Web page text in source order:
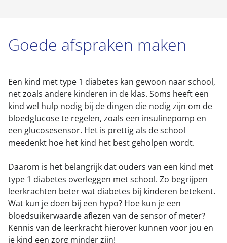
Goede afspraken maken
Een kind met type 1 diabetes kan gewoon naar school,
net zoals andere kinderen in de klas. Soms heeft een
kind wel hulp nodig bij de dingen die nodig zijn om de
bloedglucose te regelen, zoals een insulinepomp en
een glucosesensor. Het is prettig als de school
meedenkt hoe het kind het best geholpen wordt.
Daarom is het belangrijk dat ouders van een kind met
type 1 diabetes overleggen met school. Zo begrijpen
leerkrachten beter wat diabetes bij kinderen betekent.
Wat kun je doen bij een hypo? Hoe kun je een
bloedsuikerwaarde aflezen van de sensor of meter?
Kennis van de leerkracht hierover kunnen voor jou en
je kind een zorg minder zijn!